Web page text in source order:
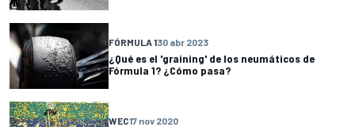
FÓRMULA 130 abr 2023
¿Qué es el 'graining' de los neumáticos de
Fórmula 1? ¿Cómo pasa?
WEC17 nov 2020